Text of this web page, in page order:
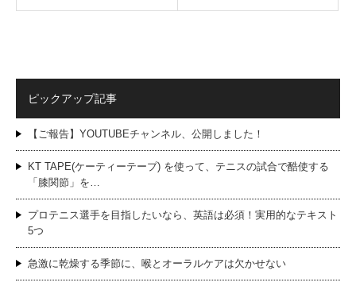
ピックアップ記事
【ご報告】YOUTUBEチャンネル、公開しました！
KT TAPE(ケーティーテープ) を使って、テニスの試合で酷使する
「膝関節」を…
プロテニス選手を目指したいなら、英語は必須！実用的なテキスト
5つ
急激に乾燥する季節に、喉とオーラルケアは欠かせない